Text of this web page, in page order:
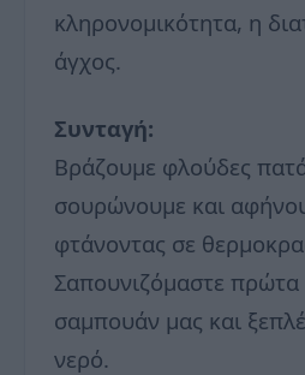
κληρονομικότητα, η
άγχος.
Συνταγή:
Βράζουμε φλούδες
σουρώνουμε και
φτάνοντας σε
Σαπουνιζόμαστε πρώτα
σαμπουάν μας και
νερό.